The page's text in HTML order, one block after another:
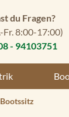
du Fragen?
Fr. 8:00-17:00)
- 94103751